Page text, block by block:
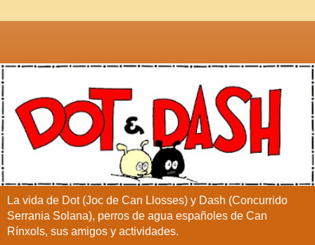
La vida de Dot (Joc de Can Llosses) y Dash (Concurrido
Serrania Solana), perros de agua españoles de Can
Rínxols, sus amigos y actividades.